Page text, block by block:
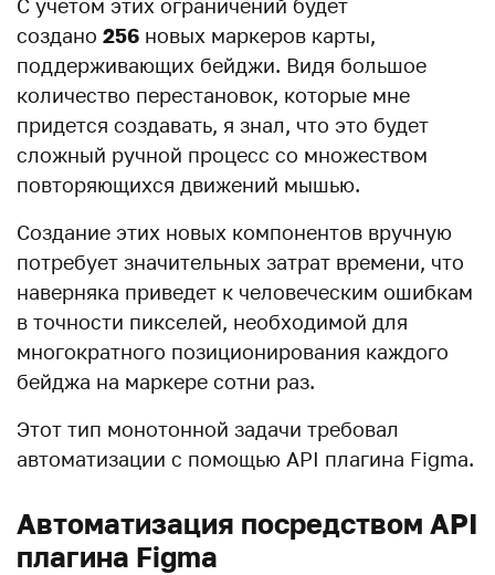
С учетом этих ограничений будет
создано 256 новых маркеров карты,
поддерживающих бейджи. Видя большое
количество перестановок, которые мне
придется создавать, я знал, что это будет
сложный ручной процесс со множеством
повторяющихся движений мышью.
Создание этих новых компонентов вручную
потребует значительных затрат времени, что
наверняка приведет к человеческим ошибкам
в точности пикселей, необходимой для
многократного позиционирования каждого
бейджа на маркере сотни раз.
Этот тип монотонной задачи требовал
автоматизации с помощью API плагина Figma.
Автоматизация посредством API
плагина Figma